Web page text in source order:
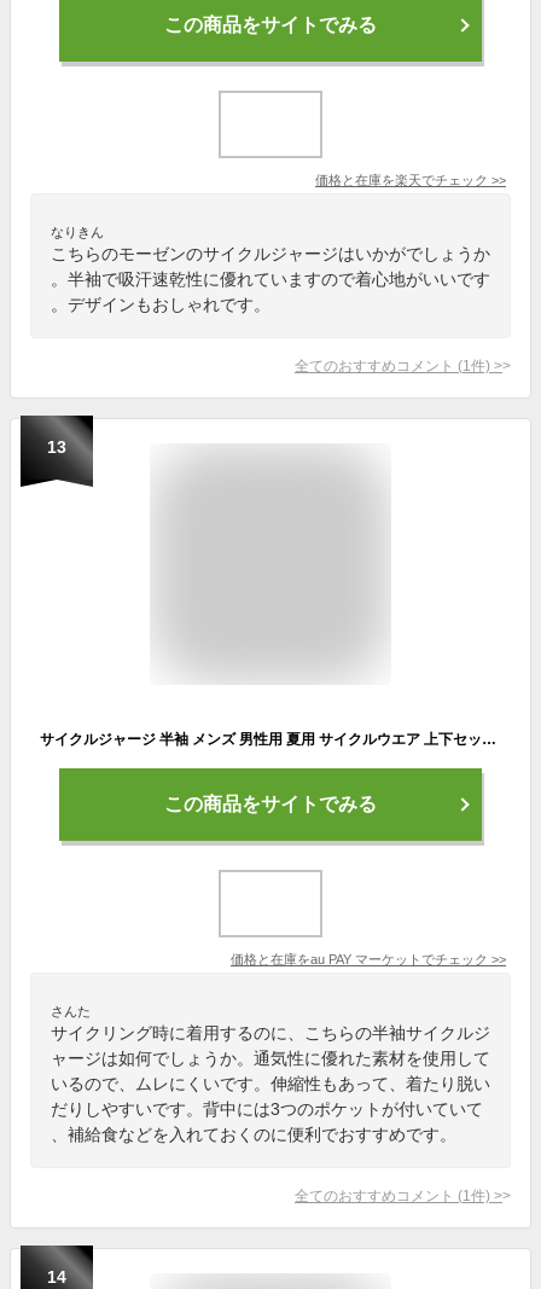
この商品をサイトでみる
価格と在庫を楽天でチェック >>
なりきん
こちらのモーゼンのサイクルジャージはいかがでしょうか
。半袖で吸汗速乾性に優れていますので着心地がいいです
。デザインもおしゃれです。
全てのおすすめコメント (1 件) >
13
サイクルジャージ 半袖 メンズ 男性用 夏用 サイクルウエア 上下セット ビブパンツ 自転車 サイクリング ジャージ サイクリング用 ロード
この商品をサイトでみる
価格と在庫をau PAY マーケット でチェック >>
さんた
サイクリング時に着用するのに、こちらの半袖サイクルジ
ャージは如何でしょうか。通気性に優れた素材を使用して
いるので、ムレにくいです。伸縮性もあって、着たり脱い
だりしやすいです。背中には3つのポケットが付いていて
、補給食などを入れておくのに便利でおすすめです。
全てのおすすめコメント (1 件) >
14